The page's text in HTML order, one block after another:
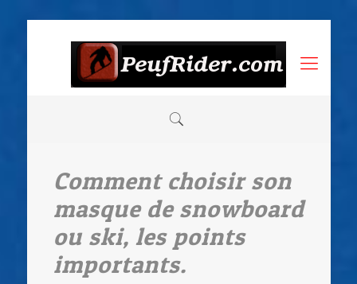
Comment choisir son
masque de snowboard
ou ski, les points
importants.